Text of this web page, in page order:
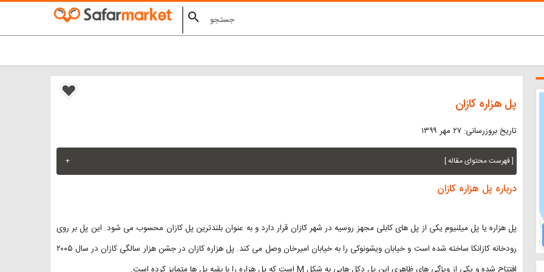
search
پل هزاره کازان
تاریخ بروزرسانی: ۲۷ مهر ۱۳۹۹
[ فهرست محتوای مقاله ] +
درباره پل هزاره کازان
پل هزاره یا پل میلنیوم یکی از پل‌ های کابلی مجهز روسیه در شهر کازان قرار دارد و به عنوان بلندترین پل کازان محسوب می شود. این پل بر روی
رودخانه کازانکا ساخته شده است و خیابان ویشونوکی را به خیابان امیرخان وصل می کند. پل هزاره کازان در جشن هزار سالگی کازان در سال ۲۰۰۵